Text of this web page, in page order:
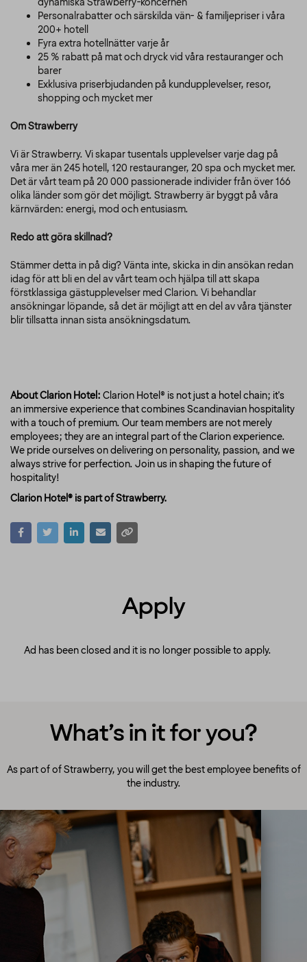
Personalrabatter och särskilda vän- & familjepriser i våra
200+ hotell
Fyra extra hotellnätter varje år
25 % rabatt på mat och dryck vid våra restauranger och
barer
Exklusiva priserbjudanden på kundupplevelser, resor,
shopping och mycket mer
Om Strawberry
Vi är Strawberry. Vi skapar tusentals upplevelser varje dag på
våra mer än 245 hotell, 120 restauranger, 20 spa och mycket mer.
Det är vårt team på 20 000 passionerade individer från över 166
olika länder som gör det möjligt. Strawberry är byggt på våra
kärnvärden: energi, mod och entusiasm.
Redo att göra skillnad?
Stämmer detta in på dig? Vänta inte, skicka in din ansökan redan
idag för att bli en del av vårt team och hjälpa till att skapa
förstklassiga gästupplevelser med Clarion. Vi behandlar
ansökningar löpande, så det är möjligt att en del av våra tjänster
blir tillsatta innan sista ansökningsdatum.
About Clarion Hotel: Clarion Hotel® is not just a hotel chain; it's
an immersive experience that combines Scandinavian hospitality
with a touch of premium. Our team members are not merely
employees; they are an integral part of the Clarion experience.
We pride ourselves on delivering on personality, passion, and we
always strive for perfection. Join us in shaping the future of
hospitality!
Clarion Hotel® is part of Strawberry.
Apply
Ad has been closed and it is no longer possible to apply.
What’s in it for you?
As part of of Strawberry, you will get the best employee benefits of
the industry.
A culture to cherish